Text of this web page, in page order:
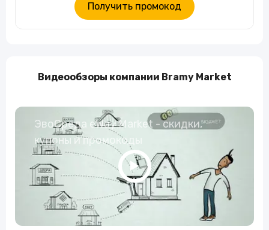
Получить промокод
Видеообзоры компании Bramy Market
ЭвоСреда eWay Market - скидки,
купоны и промокоды